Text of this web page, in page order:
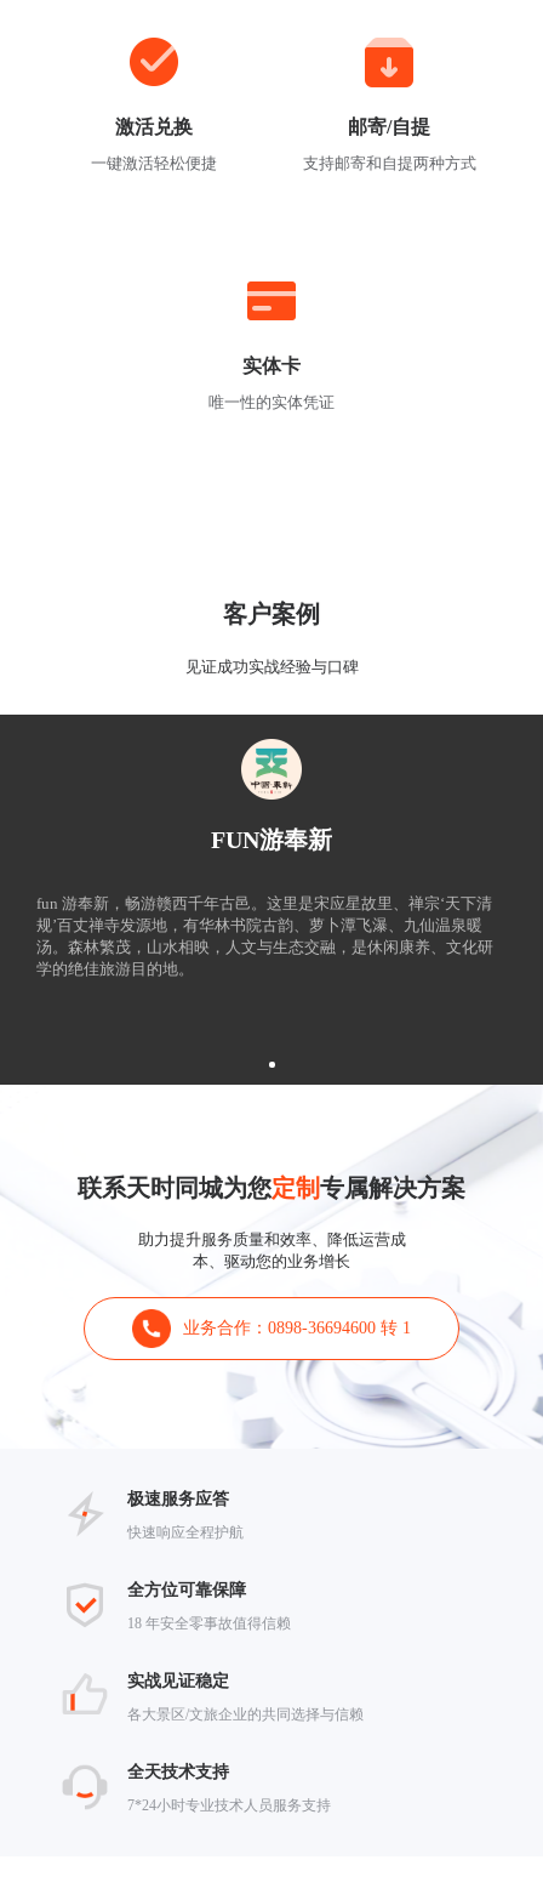
激活兑换
一键激活轻松便捷
邮寄/自提
支持邮寄和自提两种方式
实体卡
唯一性的实体凭证
客户案例
见证成功实战经验与口碑
FUN游奉新
fun 游奉新，畅游赣西千年古邑。这里是宋应星故里、禅宗‘天下清
规’百丈禅寺发源地，有华林书院古韵、萝卜潭飞瀑、九仙温泉暖
汤。森林繁茂，山水相映，人文与生态交融，是休闲康养、文化研
学的绝佳旅游目的地。
联系天时同城为您定制专属解决方案
助力提升服务质量和效率、降低运营成
本、驱动您的业务增长
业务合作：0898-36694600 转 1
极速服务应答
快速响应全程护航
全方位可靠保障
18 年安全零事故值得信赖
实战见证稳定
各大景区/文旅企业的共同选择与信赖
全天技术支持
7*24小时专业技术人员服务支持